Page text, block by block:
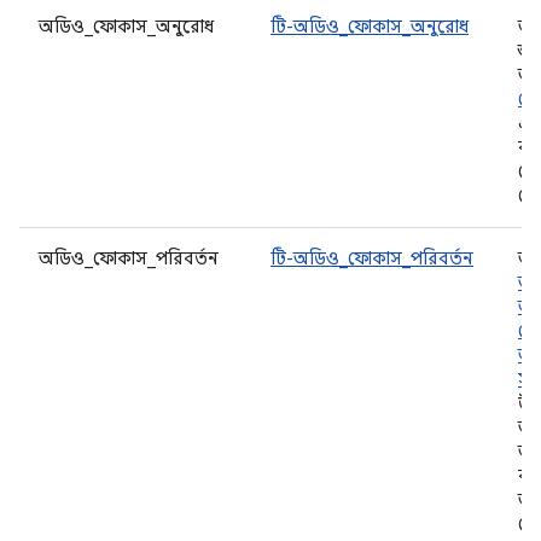
অডিও_ফোকাস_অনুরোধ টি-অডিও_ফোকাস_অনুরোধ
অডিও_ফোকাস_পরিবর্তন টি-অডিও_ফোকাস_পরিবর্তন